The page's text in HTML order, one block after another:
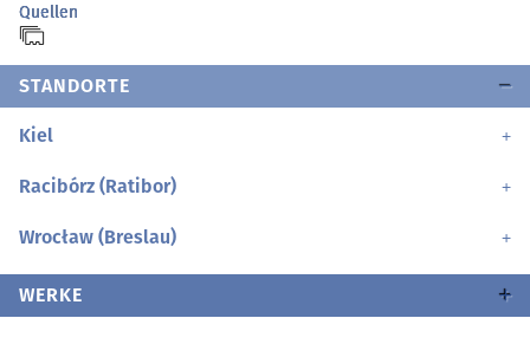
Quellen
STANDORTE
Kiel
Racibórz (Ratibor)
Wrocław (Breslau)
WERKE